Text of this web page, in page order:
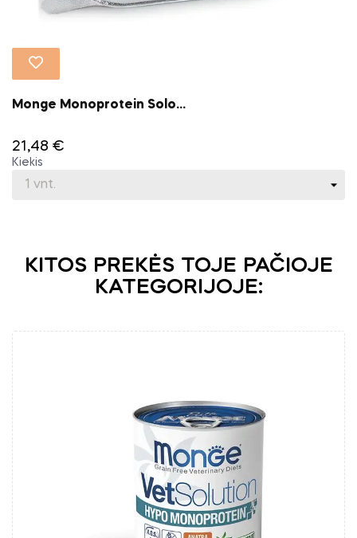
Monge Monoprotein Solo...
21,48 €
Kiekis
KITOS PREKĖS TOJE PAČIOJE
KATEGORIJOJE: